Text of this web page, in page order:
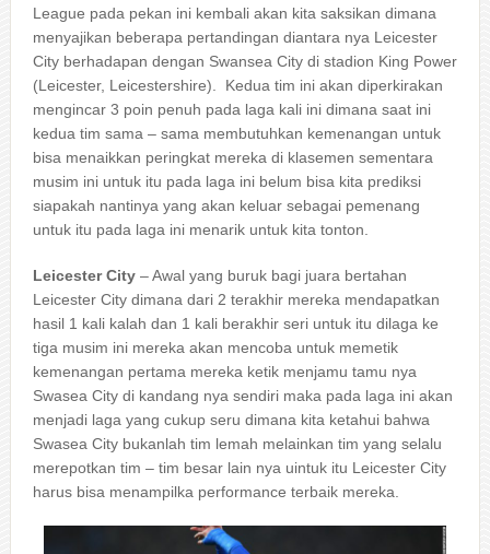
League pada pekan ini kembali akan kita saksikan dimana
menyajikan beberapa pertandingan diantara nya Leicester
City berhadapan dengan Swansea City di stadion King Power
(Leicester, Leicestershire). Kedua tim ini akan diperkirakan
mengincar 3 poin penuh pada laga kali ini dimana saat ini
kedua tim sama – sama membutuhkan kemenangan untuk
bisa menaikkan peringkat mereka di klasemen sementara
musim ini untuk itu pada laga ini belum bisa kita prediksi
siapakah nantinya yang akan keluar sebagai pemenang
untuk itu pada laga ini menarik untuk kita tonton.
Leicester City– Awal yang buruk bagi juara bertahan
Leicester City dimana dari 2 terakhir mereka mendapatkan
hasil 1 kali kalah dan 1 kali berakhir seri untuk itu dilaga ke
tiga musim ini mereka akan mencoba untuk memetik
kemenangan pertama mereka ketik menjamu tamu nya
Swasea City di kandang nya sendiri maka pada laga ini akan
menjadi laga yang cukup seru dimana kita ketahui bahwa
Swasea City bukanlah tim lemah melainkan tim yang selalu
merepotkan tim – tim besar lain nya uintuk itu Leicester City
harus bisa menampilka performance terbaik mereka.